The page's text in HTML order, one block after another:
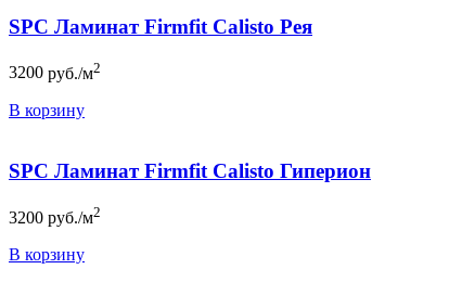
SPC Ламинат Firmfit Calisto Рея
3200 руб./м2
В корзину
SPC Ламинат Firmfit Calisto Гиперион
3200 руб./м2
В корзину